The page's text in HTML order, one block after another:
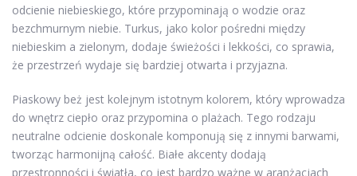
odcienie niebieskiego, które przypominają o wodzie oraz
bezchmurnym niebie. Turkus, jako kolor pośredni między
niebieskim a zielonym, dodaje świeżości i lekkości, co sprawia,
że przestrzeń wydaje się bardziej otwarta i przyjazna.
Piaskowy beż jest kolejnym istotnym kolorem, który wprowadza
do wnętrz ciepło oraz przypomina o plażach. Tego rodzaju
neutralne odcienie doskonale komponują się z innymi barwami,
tworząc harmonijną całość. Białe akcenty dodają
przestronności i światła, co jest bardzo ważne w aranżacjach